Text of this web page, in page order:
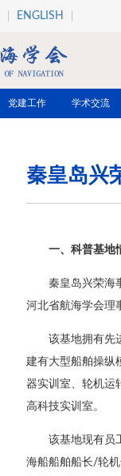
ENGLISH
党建工作 学术交流
秦皇岛兴
一、科普基地
秦皇岛兴荣海
河北省航海学会理
该基地拥有先
建有大型船舶操纵
器实训室、轮机运
高科技实训室。
该基地现有员
海船船舶船长/轮